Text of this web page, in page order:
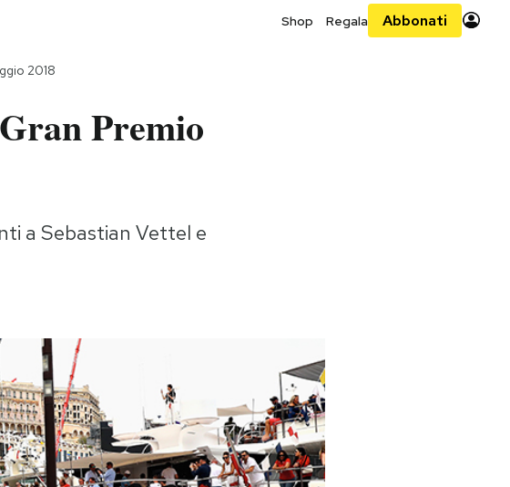
Shop Regala Abbonati
2018
Premio
a Sebastian Vettel e